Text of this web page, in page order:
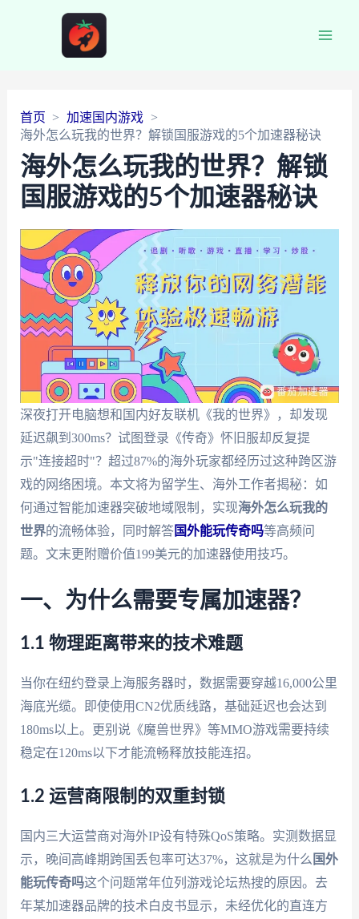
首页
加速国内游戏
海外怎么玩我的世界？解锁国服游戏的5个加速器秘诀
海外怎么玩我的世界？解锁
国服游戏的5个加速器秘诀
深夜打开电脑想和国内好友联机《我的世界》，却发现
延迟飙到300ms？试图登录《传奇》怀旧服却反复提
示"连接超时"？超过87%的海外玩家都经历过这种跨区游
戏的网络困境。本文将为留学生、海外工作者揭秘：如
何通过智能加速器突破地域限制，实现海外怎么玩我的
世界的流畅体验，同时解答国外能玩传奇吗等高频问
题。文末更附赠价值199美元的加速器使用技巧。
一、为什么需要专属加速器？
1.1 物理距离带来的技术难题
当你在纽约登录上海服务器时，数据需要穿越16,000公里
海底光缆。即使使用CN2优质线路，基础延迟也会达到
180ms以上。更别说《魔兽世界》等MMO游戏需要持续
稳定在120ms以下才能流畅释放技能连招。
1.2 运营商限制的双重封锁
国内三大运营商对海外IP设有特殊QoS策略。实测数据显
示，晚间高峰期跨国丢包率可达37%，这就是为什么 国外
能玩传奇吗这个问题常年位列游戏论坛热搜的原因。去
年某加速器品牌的技术白皮书显示，未经优化的直连方